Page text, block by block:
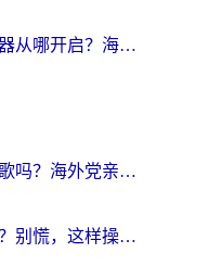
苹果手机无尽冬日加速器从哪开启？海外玩家的冬日生存指南
酷狗会员在国外可以听歌吗？海外党亲测有效：3步解决音乐权限难题
在国外无法听国内的歌？别慌，这样操作就能畅听QQ音乐（附亲测加速器推荐）